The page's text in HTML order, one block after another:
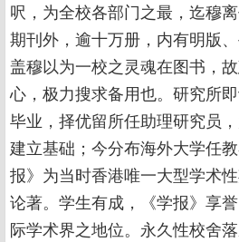
呎，为全校各部门之最，迄穆
期刊外，逾十万册，内有明版、
盖穆以为一校之灵魂在图书，
心，极力搜求备用也。研究所
毕业，择优留所任助理研究员
建立基础；今分布海外大学任
报》为当时香港唯一大型学术
论著。学生有成，《学报》享
际学术界之地位。永久性校舍